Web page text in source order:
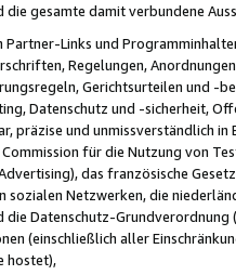
die gesamte damit verbundene
Links und
Regelungen,
Gerichtsurteilen und -
Datenschutz und -sicherheit,
präzise und unmissverständlich
für die Nutzung von
das französische
sozialen Netzwerken, die
Datenschutz-
(einschließlich aller
hostet),